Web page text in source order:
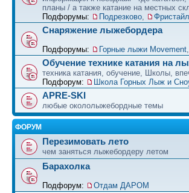
планы / а также катание на местных
Подфорумы:
Подрезково,
Снаряжение лыжебордера
Подфорумы: Горные лыжи Movement,
Обучение технике катания на
техника катания, обучение, Школы,
Подфорум:
Школа Горных Лыж и
APRE-SKI
любые окололыжебордные темы
ФОРУМ
Перезимовать лето
чем заняться лыжебордеру летом
Барахолка
Подфорум: Отдам ДАРОМ